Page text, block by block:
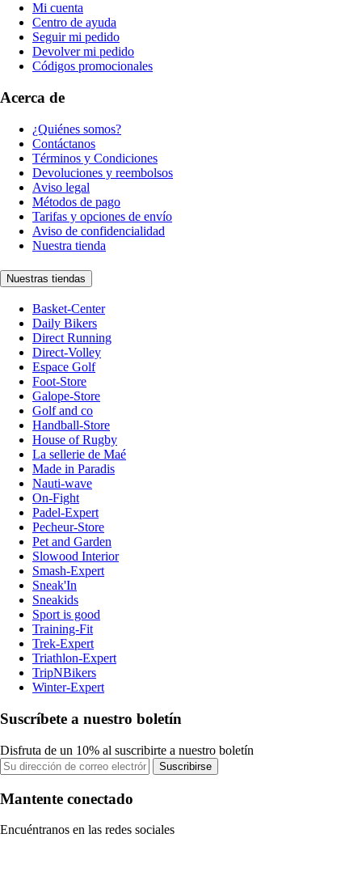
Mi cuenta
Centro de ayuda
Seguir mi pedido
Devolver mi pedido
Códigos promocionales
Acerca de
¿Quiénes somos?
Contáctanos
Términos y Condiciones
Devoluciones y reembolsos
Aviso legal
Métodos de pago
Tarifas y opciones de envío
Aviso de confidencialidad
Nuestra tienda
Nuestras tiendas
Basket-Center
Daily Bikers
Direct Running
Direct-Volley
Espace Golf
Foot-Store
Galope-Store
Golf and co
Handball-Store
House of Rugby
La sellerie de Maé
Made in Paradis
Nauti-wave
On-Fight
Padel-Expert
Pecheur-Store
Pet and Garden
Slowood Interior
Smash-Expert
Sneak'In
Sneakids
Sport is good
Training-Fit
Trek-Expert
Triathlon-Expert
TripNBikers
Winter-Expert
Suscríbete a nuestro boletín
Disfruta de un 10% al suscribirte a nuestro boletín
Suscribirse
Mantente conectado
Encuéntranos en las redes sociales